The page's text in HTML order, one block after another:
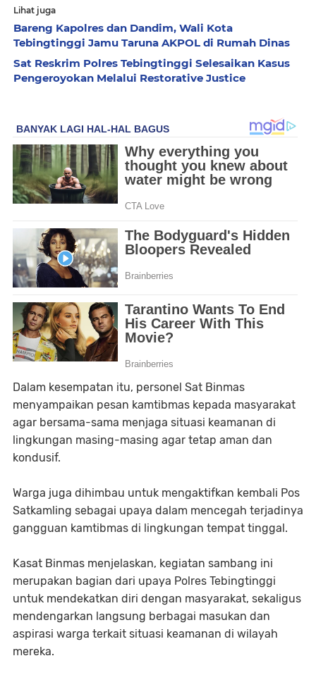
Lihat juga
Bareng Kapolres dan Dandim, Wali Kota
Tebingtinggi Jamu Taruna AKPOL di Rumah Dinas
Sat Reskrim Polres Tebingtinggi Selesaikan Kasus
Pengeroyokan Melalui Restorative Justice
Dalam kesempatan itu, personel Sat Binmas
menyampaikan pesan kamtibmas kepada masyarakat
agar bersama-sama menjaga situasi keamanan di
lingkungan masing-masing agar tetap aman dan
kondusif.
Warga juga dihimbau untuk mengaktifkan kembali Pos
Satkamling sebagai upaya dalam mencegah terjadinya
gangguan kamtibmas di lingkungan tempat tinggal.
Kasat Binmas menjelaskan, kegiatan sambang ini
merupakan bagian dari upaya Polres Tebingtinggi
untuk mendekatkan diri dengan masyarakat, sekaligus
mendengarkan langsung berbagai masukan dan
aspirasi warga terkait situasi keamanan di wilayah
mereka.